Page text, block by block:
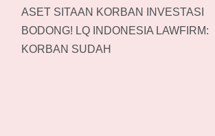
ASET SITAAN KORBAN INVESTASI
BODONG! LQ INDONESIA LAWFIRM:
KORBAN SUDAH